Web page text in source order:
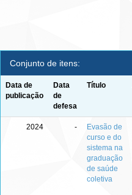
Conjunto de itens:
Data de
publicação
Data
de
defesa
Título
2024 -
Evasão de
curso e do
sistema na
graduação
de saúde
coletiva